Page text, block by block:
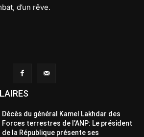
d’un rêve.
Décès du général Kamel Lakhdar des
Forces terrestres de l’ANP: Le président
de la République présente ses